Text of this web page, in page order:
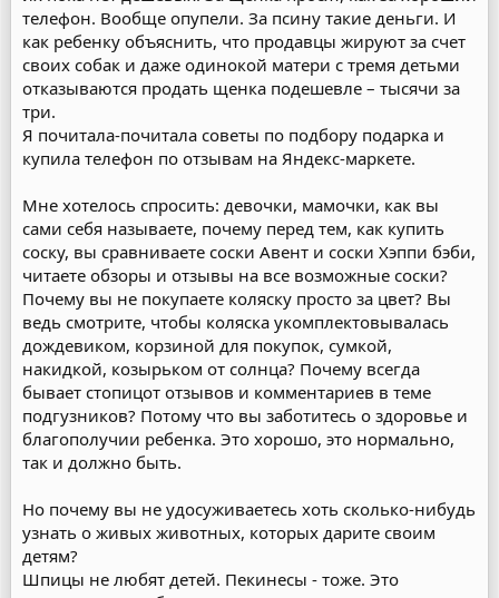
телефон. Вообще опупели. За псину такие деньги. И
как ребенку объяснить, что продавцы жируют за счет
своих собак и даже одинокой матери с тремя детьми
отказываются продать щенка подешевле – тысячи за
три.
Я почитала-почитала советы по подбору подарка и
купила телефон по отзывам на Яндекс-маркете.
Мне хотелось спросить: девочки, мамочки, как вы
сами себя называете, почему перед тем, как купить
соску, вы сравниваете соски Авент и соски Хэппи бэби,
читаете обзоры и отзывы на все возможные соски?
Почему вы не покупаете коляску просто за цвет? Вы
ведь смотрите, чтобы коляска укомплектовывалась
дождевиком, корзиной для покупок, сумкой,
накидкой, козырьком от солнца? Почему всегда
бывает стопицот отзывов и комментариев в теме
подгузников? Потому что вы заботитесь о здоровье и
благополучии ребенка. Это хорошо, это нормально,
так и должно быть.
Но почему вы не удосуживаетесь хоть сколько-нибудь
узнать о живых животных, которых дарите своим
детям?
Шпицы не любят детей. Пекинесы - тоже. Это